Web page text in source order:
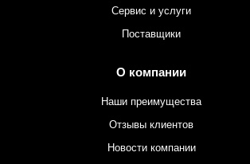
Сервис и услуги
Поставщики
О компании
Наши преимущества
Отзывы клиентов
Новости компании